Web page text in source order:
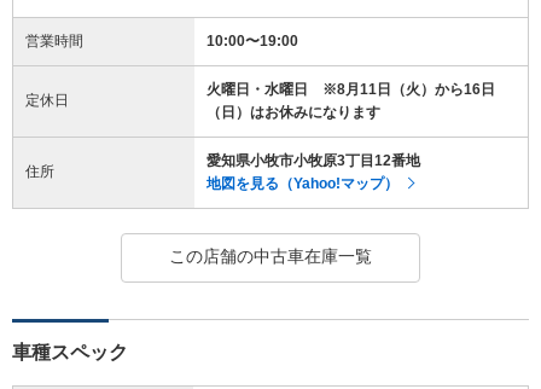
営業時間 10:00〜19:00
定休日
火曜日・水曜日 ※8月11日（火）から16日
（日）はお休みになります
住所
愛知県小牧市小牧原3丁目12番地
地図を見る（Yahoo!マップ）
この店舗の中古車在庫一覧
車種スペック